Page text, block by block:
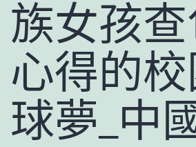
族女孩
心得的
球夢_中